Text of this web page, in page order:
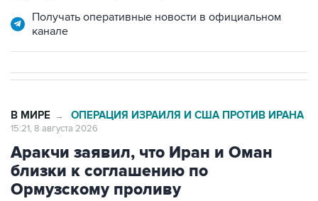
Получать оперативные новости в официальном
канале
В МИРЕ → ОПЕРАЦИЯ ИЗРАИЛЯ И США ПРОТИВ ИРАНА
15:21, 8 августа 2026
Аракчи заявил, что Иран и Оман
близки к соглашению по
Ормузскому проливу